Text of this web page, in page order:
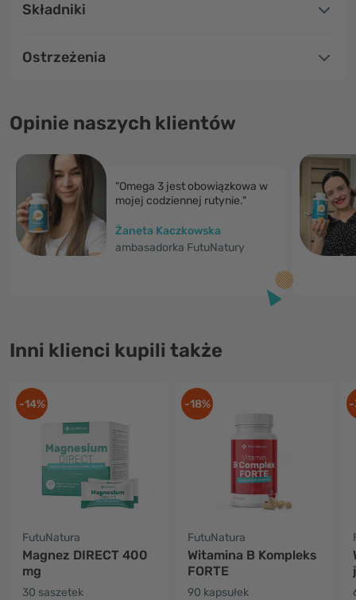
Składniki
Ostrzeżenia
Opinie naszych klientów
"Omega 3 jest obowiązkowa w
mojej codziennej rutynie."
Żaneta Kaczkowska
ambasadorka FutuNatury
Inni klienci kupili także
-14%
FutuNatura
Magnez DIRECT 400
mg
30 saszetek
-18%
FutuNatura
Witamina B Kompleks
FORTE
90 kapsułek
-